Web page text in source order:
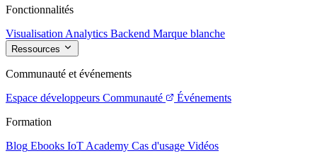
Fonctionnalités
Visualisation Analytics Backend Marque blanche
Ressources
Communauté et événements
Espace développeurs Communauté
Événements
Formation
Blog Ebooks IoT Academy Cas d'usage Vidéos